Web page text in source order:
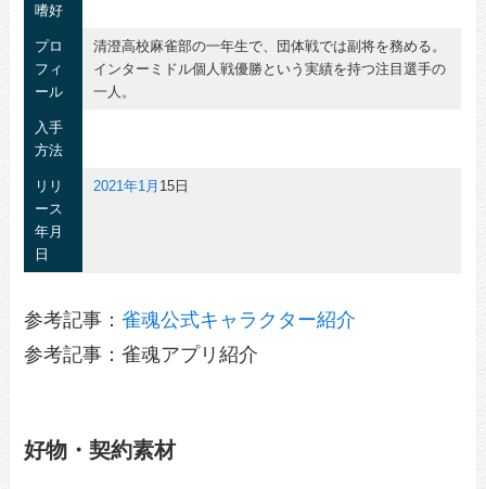
嗜好
プロ
フィ
ール
清澄高校麻雀部の一年生で、団体戦では副将を務める。
インターミドル個人戦優勝という実績を持つ注目選手の
一人。
入手
方法
リリ
ース
年月
日
2021年1月 15日
参考記事：雀魂公式キャラクター紹介
参考記事：雀魂アプリ紹介
好物・契約素材